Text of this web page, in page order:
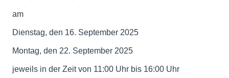
am
Dienstag, den 16. September 2025
Montag, den 22. September 2025
jeweils in der Zeit von 11:00 Uhr bis 16:00 Uhr